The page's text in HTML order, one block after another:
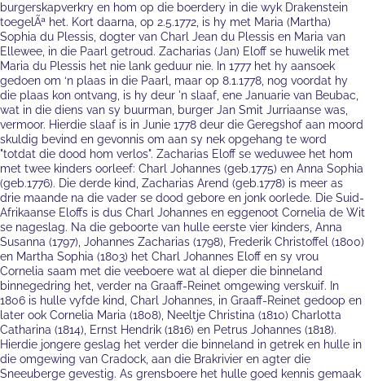
burgerskapverkry en hom op die boerdery in die wyk Drakenstein
toegelÃª het. Kort daarna, op 2.5.1772, is hy met Maria (Martha)
Sophia du Plessis, dogter van Charl Jean du Plessis en Maria van
Ellewee, in die Paarl getroud. Zacharias (Jan) Eloff se huwelik met
Maria du Plessis het nie lank geduur nie. In 1777 het hy aansoek
gedoen om ‘n plaas in die Paarl, maar op 8.1.1778, nog voordat hy
die plaas kon ontvang, is hy deur 'n slaaf, ene Januarie van Beubac,
wat in die diens van sy buurman, burger Jan Smit Jurriaanse was,
vermoor. Hierdie slaaf is in Junie 1778 deur die Geregshof aan moord
skuldig bevind en gevonnis om aan sy nek opgehang te word
"totdat die dood hom verlos". Zacharias Eloff se weduwee het hom
met twee kinders oorleef: Charl Johannes (geb.1775) en Anna Sophia
(geb.1776). Die derde kind, Zacharias Arend (geb.1778) is meer as
drie maande na die vader se dood gebore en jonk oorlede. Die Suid-
Afrikaanse Eloffs is dus Charl Johannes en eggenoot Cornelia de Wit
se nageslag. Na die geboorte van hulle eerste vier kinders, Anna
Susanna (1797), Johannes Zacharias (1798), Frederik Christoffel (1800)
en Martha Sophia (1803) het Charl Johannes Eloff en sy vrou
Cornelia saam met die veeboere wat al dieper die binneland
binnegedring het, verder na Graaff-Reinet omgewing verskuif. In
1806 is hulle vyfde kind, Charl Johannes, in Graaff-Reinet gedoop en
later ook Cornelia Maria (1808), Neeltje Christina (1810) Charlotta
Catharina (1814), Ernst Hendrik (1816) en Petrus Johannes (1818).
Hierdie jongere geslag het verder die binneland in getrek en hulle in
die omgewing van Cradock, aan die Brakrivier en agter die
Sneeuberge gevestig. As grensboere het hulle goed kennis gemaak